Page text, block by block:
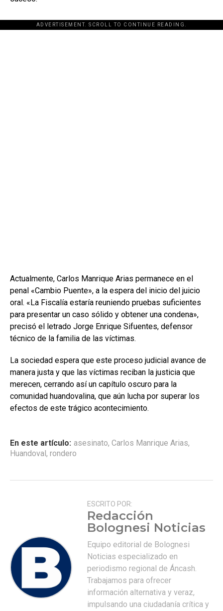
ADVERTISEMENT. SCROLL TO CONTINUE READING.
Actualmente, Carlos Manrique Arias permanece en el
penal «Cambio Puente», a la espera del inicio del juicio
oral. «La Fiscalía estaría reuniendo pruebas suficientes
para presentar un caso sólido y obtener una condena»,
precisó el letrado Jorge Enrique Sifuentes, defensor
técnico de la familia de las víctimas.
La sociedad espera que este proceso judicial avance de
manera justa y que las víctimas reciban la justicia que
merecen, cerrando así un capítulo oscuro para la
comunidad huandovalina, que aún lucha por superar los
efectos de este trágico acontecimiento.
En este artículo: asesinato, Carlos Manrique Arias,
Huandoval, rondero
ESCRITO POR:
Redacción
Bolognesi Noticias
Equipo editorial de Bolognesi
Noticias especializado en
periodismo regional de Áncash.
Trabajamos para ofrecer
información alternativa y veraz,
impulsando una ciudadanía crítica y